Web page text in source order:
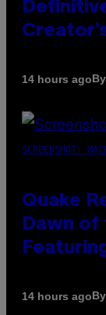
14 hours agoBy
SCREENSHOT:
Quake
Dawn
14 hours agoBy